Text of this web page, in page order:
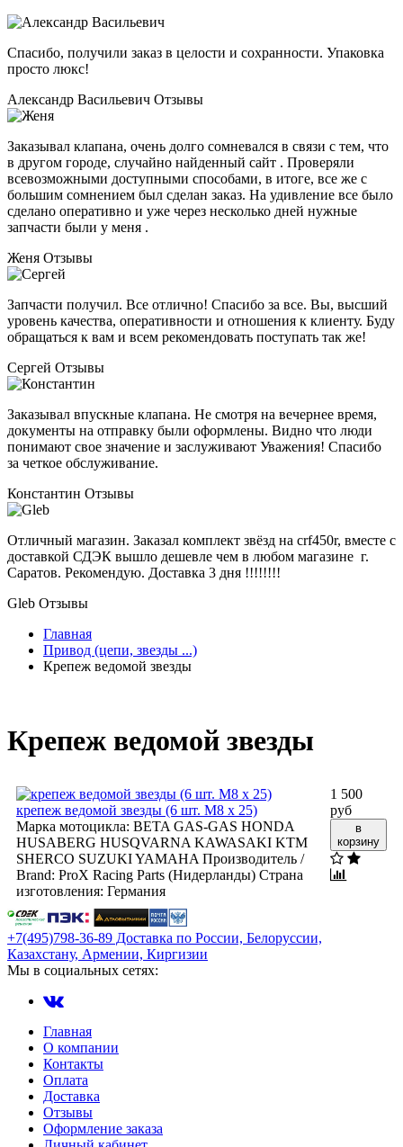
Спасибо, получили заказ в целости и сохранности. Упаковка
просто люкс!
Александр Васильевич Отзывы
Заказывал клапана, очень долго сомневался в связи с тем, что
в другом городе, случайно найденный сайт . Проверяли
всевозможными доступными способами, в итоге, все же с
большим сомнением был сделан заказ. На удивление все было
сделано оперативно и уже через несколько дней нужные
запчасти были у меня .
Женя Отзывы
Запчасти получил. Все отлично! Спасибо за все. Вы, высший
уровень качества, оперативности и отношения к клиенту. Буду
обращаться к вам и всем рекомендовать поступать так же!
Сергей Отзывы
Заказывал впускные клапана. Не смотря на вечернее время,
документы на отправку были оформлены. Видно что люди
понимают свое значение и заслуживают Уважения! Спасибо
за четкое обслуживание.
Константин Отзывы
Отличный магазин. Заказал комплект звёзд на crf450r, вместе с
доставкой СДЭК вышло дешевле чем в любом магазине г.
Саратов. Рекомендую. Доставка 3 дня !!!!!!!!
Gleb Отзывы
Главная
Привод (цепи, звезды ...)
Крепеж ведомой звезды
Крепеж ведомой звезды
крепеж ведомой звезды (6 шт. M8 x 25)
Марка мотоцикла: BETA GAS-GAS HONDA
HUSABERG HUSQVARNA KAWASAKI KTM
SHERCO SUZUKIYAMAHA Производитель /
Brand: ProX Racing Parts (Нидерланды) Страна
изготовления: Германия
1 500
руб
в
корзину
+7(495)798-36-89 Доставка по России, Белоруссии,
Казахстану, Армении, Киргизии
Мы в социальных сетях:
Главная
О компании
Контакты
Оплата
Доставка
Отзывы
Оформление заказа